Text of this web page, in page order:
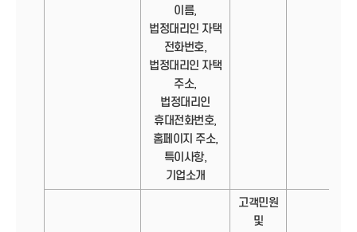
이름,
법정대리인 자택
전화번호,
법정대리인 자택
주소,
법정대리인
휴대전화번호,
홈페이지 주소,
특이사항,
기업소개
고객민원
및